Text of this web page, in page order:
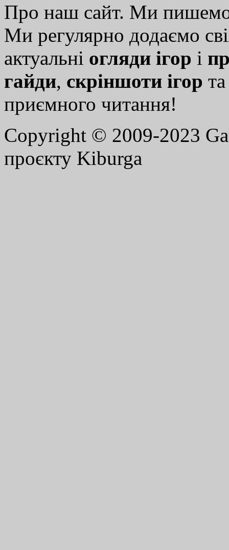
Про наш сайт. Ми
Ми регулярно додаємо
актуальні огляди ігор і
гайди, скріншоти ігор
приємного читання!
Copyright © 2009-2023
проєкту Kiburga